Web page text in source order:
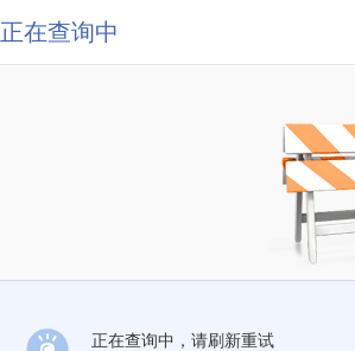
正在查询中
正在查询中，请刷新重试